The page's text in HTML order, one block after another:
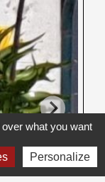
what you want
Personalize